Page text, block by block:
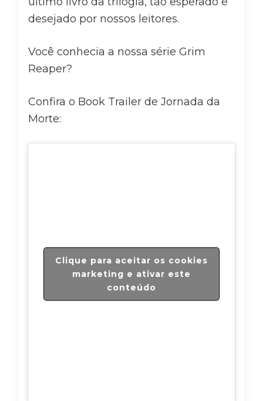
desejado por nossos leitores.
Você conhecia a nossa série Grim
Reaper?
Confira o Book Trailer de Jornada da
Morte:
Clique para aceitar os cookies
marketing e ativar este
conteúdo